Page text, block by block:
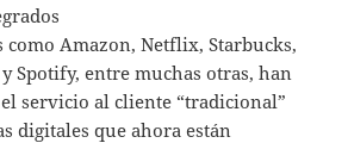
como Amazon, Netflix, Starbucks,
Spotify, entre muchas otras, han
servicio al cliente “tradicional”
digitales que ahora están